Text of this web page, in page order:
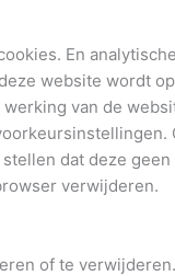
En
website wordt
van de
dat deze
verwijderen.
of te